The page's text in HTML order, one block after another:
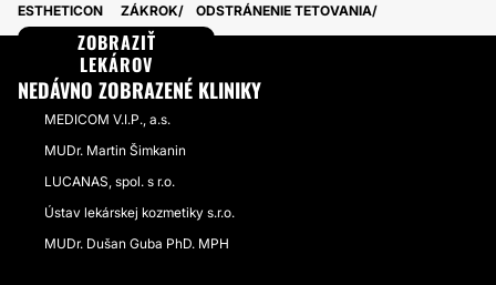
ZOBRAZIŤ
LEKÁROV
ESTHETICON ZÁKROK ODSTRÁNENIE TETOVANIA
NEDÁVNO ZOBRAZENÉ KLINIKY
MEDICOM V.I.P., a.s.
MUDr. Martin Šimkanin
LUCANAS, spol. s r.o.
Ústav lekárskej kozmetiky s.r.o.
MUDr. Dušan Guba PhD. MPH